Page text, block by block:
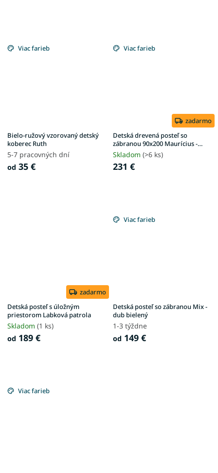
Viac farieb
Bielo-ružový vzorovaný detský
koberec Ruth
5-7 pracovných dní
od 35 €
Viac farieb
zadarmo
Detská drevená posteľ so
zábranou 90x200 Maurícius -
borovica
Skladom (>6 ks)
231 €
zadarmo
Detská posteľ s úložným
priestorom Labková patrola
Skladom (1 ks)
od 189 €
Viac farieb
Detská posteľ so zábranou Mix -
dub bielený
1-3 týždne
od 149 €
Viac farieb